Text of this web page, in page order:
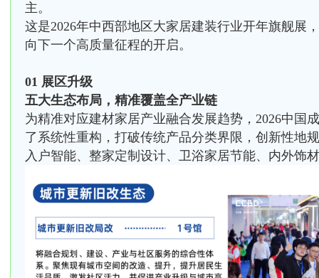
主。
这是2026年中西部地区大家居建装行业开年旗舰展
向下一个高质量征程的开启。
01 展区升级
五大生态布局，精准覆盖全产业链
为精准对应建材家居产业融合发展趋势，2026中国
了系统性重构，打破传统产品分类界限，创新性地
入户智能、整家定制设计、卫浴家居节能、内外饰